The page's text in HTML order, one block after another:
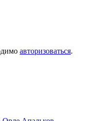
авторизоваться.